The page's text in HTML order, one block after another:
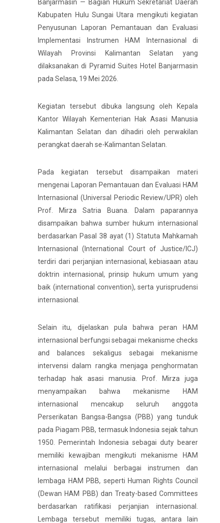
Banjarmasin — Bagian Hukum Sekretariat Daerah
Kabupaten Hulu Sungai Utara mengikuti kegiatan
Penyusunan Laporan Pemantauan dan Evaluasi
Implementasi Instrumen HAM Internasional di
Wilayah Provinsi Kalimantan Selatan yang
dilaksanakan di Pyramid Suites Hotel Banjarmasin
pada Selasa, 19 Mei 2026.
Kegiatan tersebut dibuka langsung oleh Kepala
Kantor Wilayah Kementerian Hak Asasi Manusia
Kalimantan Selatan dan dihadiri oleh perwakilan
perangkat daerah se-Kalimantan Selatan.
Pada kegiatan tersebut disampaikan materi
mengenai Laporan Pemantauan dan Evaluasi HAM
Internasional (Universal Periodic Review/UPR) oleh
Prof. Mirza Satria Buana. Dalam paparannya
disampaikan bahwa sumber hukum internasional
berdasarkan Pasal 38 ayat (1) Statuta Mahkamah
Internasional (International Court of Justice/ICJ)
terdiri dari perjanjian internasional, kebiasaan atau
doktrin internasional, prinsip hukum umum yang
baik (international convention), serta yurisprudensi
internasional.
Selain itu, dijelaskan pula bahwa peran HAM
internasional berfungsi sebagai mekanisme checks
and balances sekaligus sebagai mekanisme
intervensi dalam rangka menjaga penghormatan
terhadap hak asasi manusia. Prof. Mirza juga
menyampaikan bahwa mekanisme HAM
internasional mencakup seluruh anggota
Perserikatan Bangsa-Bangsa (PBB) yang tunduk
pada Piagam PBB, termasuk Indonesia sejak tahun
1950. Pemerintah Indonesia sebagai duty bearer
memiliki kewajiban mengikuti mekanisme HAM
internasional melalui berbagai instrumen dan
lembaga HAM PBB, seperti Human Rights Council
(Dewan HAM PBB) dan Treaty-based Committees
berdasarkan ratifikasi perjanjian internasional.
Lembaga tersebut memiliki tugas, antara lain